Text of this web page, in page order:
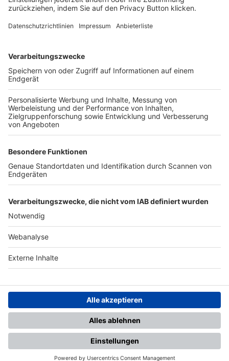
FOLGE DEM BFV
TOP-VEREINE
TOP-PARTNER
Nutzungsbedingungen Datenschutz Impressum